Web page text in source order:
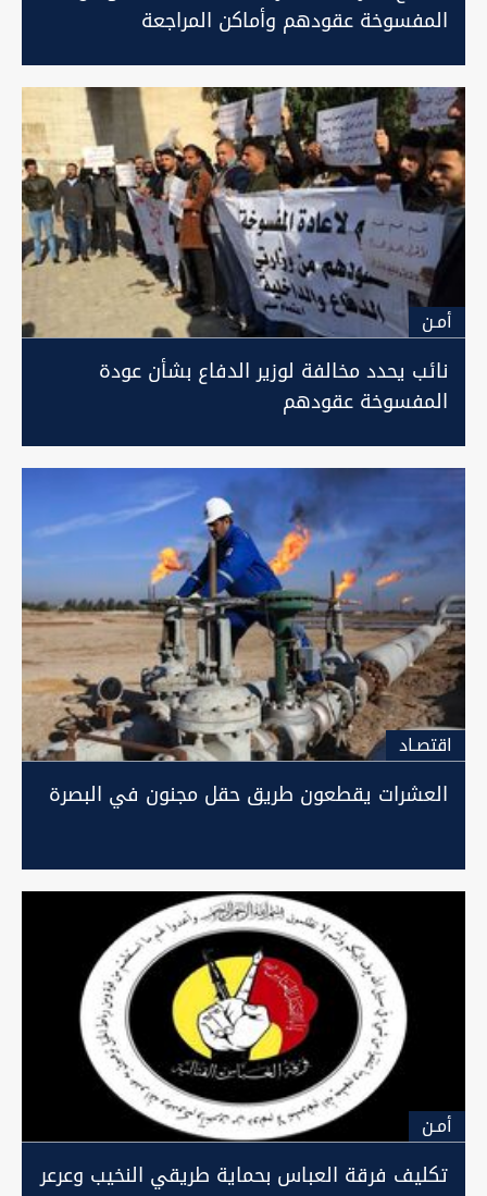
المفسوخة عقودهم وأماكن المراجعة
أمـن
نائب يحدد مخالفة لوزير الدفاع بشأن عودة
المفسوخة عقودهم
اقتصـاد
العشرات يقطعون طريق حقل مجنون في البصرة
أمـن
تكليف فرقة العباس بحماية طريقي النخيب وعرعر